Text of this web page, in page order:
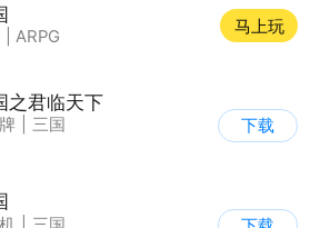
ARPG
马上玩
之君临天下
三国
下载